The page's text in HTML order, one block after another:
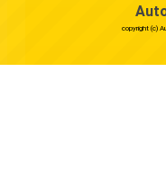
copyright (c)